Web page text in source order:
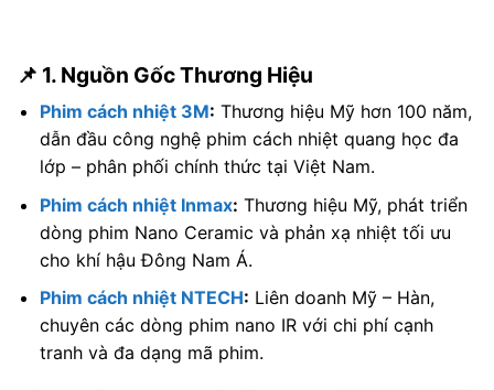
📌 1. Nguồn Gốc Thương Hiệu
Phim cách nhiệt 3M: Thương hiệu Mỹ hơn 100 năm,
dẫn đầu công nghệ phim cách nhiệt quang học đa
lớp – phân phối chính thức tại Việt Nam.
Phim cách nhiệt Inmax: Thương hiệu Mỹ, phát triển
dòng phim Nano Ceramic và phản xạ nhiệt tối ưu
cho khí hậu Đông Nam Á.
Phim cách nhiệt NTECH: Liên doanh Mỹ – Hàn,
chuyên các dòng phim nano IR với chi phí cạnh
tranh và đa dạng mã phim.